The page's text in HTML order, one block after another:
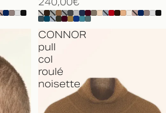
CONNOR
pull
col
roulé
noisette